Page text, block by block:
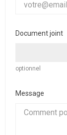
Document joint
optionnel
Message